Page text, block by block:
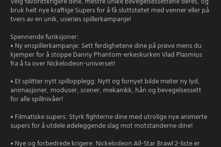
bruk helt nye kraftige Supers for å få sluttstøtet med venner eller på
tvers av en unik, useriøs spillerkampanje!
Spennende funksjoner:
• Ny enspillerkampanje: Sett ferdighetene dine på prøve mens du
kjemper for å stoppe Danny Phantom-erkeskurken Vlad Plasmius
fra å ta over Nickelodeon-universet!
• Et splitter nytt spillopplegg: Nytt og fornyet bilde møter ny lyd,
animasjoner, moduser, scener, mekanikk, hån og bevegelsessett
for alle spillnivåer!
• Filmatiske supers: Styrk fighterne dine med utrolige nye animerte
supers for å utdele ødeleggende slag mot motstanderne dine!
• Nye og forbedrede krigere: Nickelodeon All-Star Brawl 2-liste er